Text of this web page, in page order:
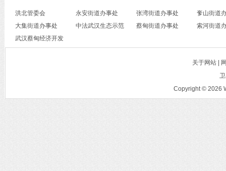
洪北管委会 永安街道办事处 张湾街道办事处
奓山街道
大集街道办事处
中法武汉生态示范
蔡甸街道办事处
索河街道
武汉蔡甸经济开发
关于网站 |
Copyright © 2026